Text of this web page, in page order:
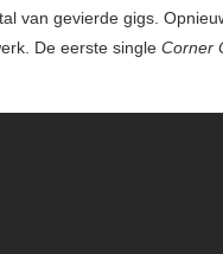
van gevierde gigs.
De eerste single Corner